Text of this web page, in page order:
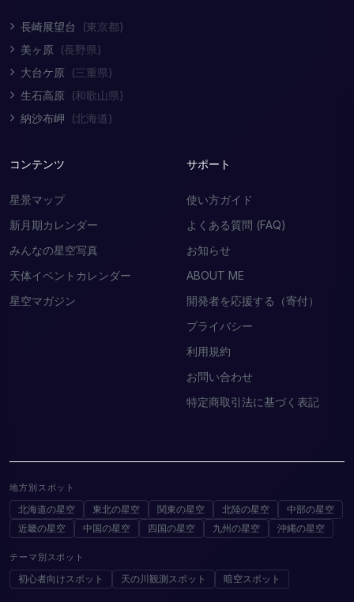
長崎展望台
(東京都)
美ヶ原 (長野県)
大台ケ原 (三重県)
生石高原 (和歌山県)
納沙布岬
(北海道)
コンテンツ
星景マップ
新月期カレンダー
みんなの星空写真
天体イベントカレンダー
星空マガジン
サポート
使い方ガイド
よくある質問 (FAQ)
お知らせ
ABOUT ME
開発者を応援する（寄付）
プライバシー
利用規約
お問い合わせ
特定商取引法に基づく表記
地方別スポット
北海道の星空 東北の星空 関東の星空 北陸の星空
中部の星空
近畿の星空
中国の星空 四国の星空 九州の星空 沖縄の星空
テーマ別スポット
初心者向けスポット 天の川観測スポット 暗空スポット